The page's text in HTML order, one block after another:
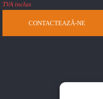
TVA inclus
CONTACTEAZĂ-NE